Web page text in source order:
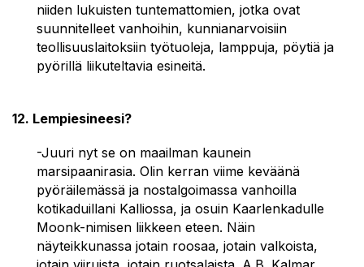
niiden lukuisten tuntemattomien, jotka ovat
suunnitelleet vanhoihin, kunnianarvoisiin
teollisuuslaitoksiin työtuoleja, lamppuja, pöytiä ja
pyörillä liikuteltavia esineitä.
12. Lempiesineesi?
-Juuri nyt se on maailman kaunein
marsipaanirasia. Olin kerran viime keväänä
pyöräilemässä ja nostalgoimassa vanhoilla
kotikaduillani Kalliossa, ja osuin Kaarlenkadulle
Moonk-nimisen liikkeen eteen. Näin
näyteikkunassa jotain roosaa, jotain valkoista,